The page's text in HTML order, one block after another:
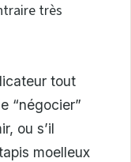
très
tout
“négocier”
ou s’il
moelleux